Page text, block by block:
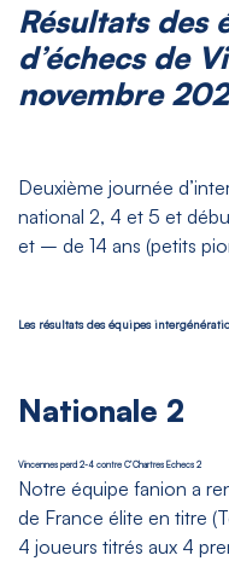
Résultats des
d’échecs de
novembre
Deuxième journée
national 2, 4 et 5 et
et – de 14 ans (petits
Les résultats des équipes
Nationale 2
Vincennes perd 2-4 contre C’Chartres Echecs 2
Notre équipe fanion a
de France élite en titre
4 joueurs titrés aux 4